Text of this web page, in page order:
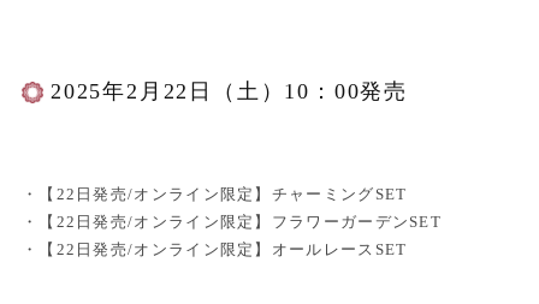
2025年2月22日（土）10：00発売
・【22日発売/オンライン限定】チャーミングSET
・【22日発売/オンライン限定】フラワーガーデンSET
・【22日発売/オンライン限定】オールレースSET